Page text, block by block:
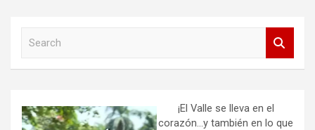
h
¡El Valle se lleva en el
corazón…y también en lo que